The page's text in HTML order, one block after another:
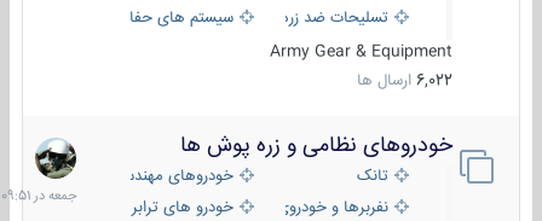
تسلیحات ضد زره
سیستم های حفاظت فعال
Army Gear & Equipment
6,022 ارسال ها
خودروهای نظامی و زره پوش ها
تانک
خودروهای مهندسی
نفربرها و خودروی های رزمی پیاده نظام
خودرو های ترابری نظامی
جمعه
در
09:51